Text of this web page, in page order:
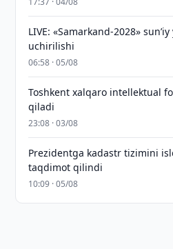
LIVE: «Samarkand-2028»
uchirilishi
06:58 · 05/08
Toshkent xalqaro intellektual
qiladi
23:08 · 03/08
Prezidentga kadastr tizimini
taqdimot qilindi
10:09 · 05/08